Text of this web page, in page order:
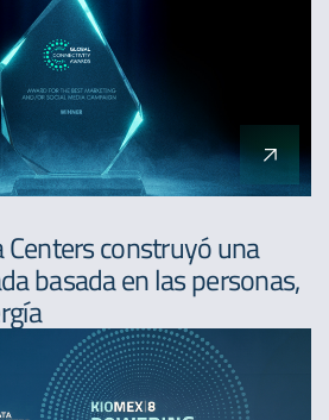
Centers construyó una
basada en las personas,